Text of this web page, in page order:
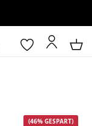
(46% GESPART)